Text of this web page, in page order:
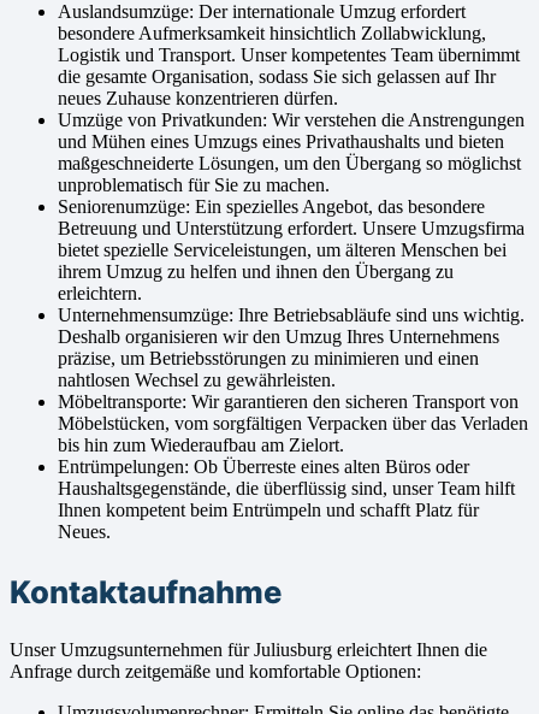
Auslandsumzüge: Der internationale Umzug erfordert
besondere Aufmerksamkeit hinsichtlich Zollabwicklung,
Logistik und Transport. Unser kompetentes Team übernimmt
die gesamte Organisation, sodass Sie sich gelassen auf Ihr
neues Zuhause konzentrieren dürfen.
Umzüge von Privatkunden: Wir verstehen die Anstrengungen
und Mühen eines Umzugs eines Privathaushalts und bieten
maßgeschneiderte Lösungen, um den Übergang so möglichst
unproblematisch für Sie zu machen.
Seniorenumzüge: Ein spezielles Angebot, das besondere
Betreuung und Unterstützung erfordert. Unsere Umzugsfirma
bietet spezielle Serviceleistungen, um älteren Menschen bei
ihrem Umzug zu helfen und ihnen den Übergang zu
erleichtern.
Unternehmensumzüge: Ihre Betriebsabläufe sind uns wichtig.
Deshalb organisieren wir den Umzug Ihres Unternehmens
präzise, um Betriebsstörungen zu minimieren und einen
nahtlosen Wechsel zu gewährleisten.
Möbeltransporte: Wir garantieren den sicheren Transport von
Möbelstücken, vom sorgfältigen Verpacken über das Verladen
bis hin zum Wiederaufbau am Zielort.
Entrümpelungen: Ob Überreste eines alten Büros oder
Haushaltsgegenstände, die überflüssig sind, unser Team hilft
Ihnen kompetent beim Entrümpeln und schafft Platz für
Neues.
Kontaktaufnahme
Unser Umzugsunternehmen für Juliusburg erleichtert Ihnen die
Anfrage durch zeitgemäße und komfortable Optionen: